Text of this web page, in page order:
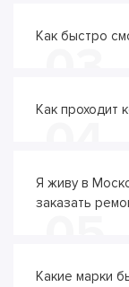
Как быстро
Как проходит
Я живу в
заказать
Какие марки